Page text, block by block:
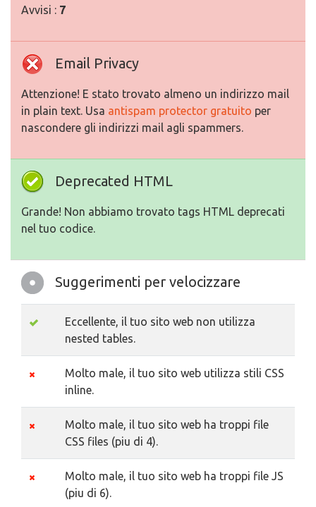
Avvisi : 7
Email Privacy
Attenzione! E stato trovato almeno un indirizzo mail
in plain text. Usa antispam protector gratuito per
nascondere gli indirizzi mail agli spammers.
Deprecated HTML
Grande! Non abbiamo trovato tags HTML deprecati
nel tuo codice.
Suggerimenti per velocizzare
Eccellente, il tuo sito web non utilizza
nested tables.
Molto male, il tuo sito web utilizza stili CSS
inline.
Molto male, il tuo sito web ha troppi file
CSS files (piu di 4).
Molto male, il tuo sito web ha troppi file JS
(piu di 6).